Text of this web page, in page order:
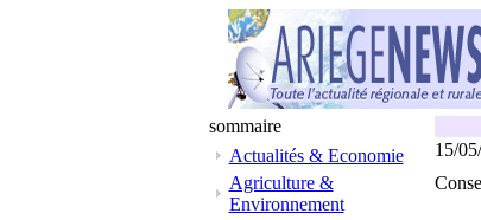
sommaire
Actualités & Economie
Agriculture &
Environnement
15/